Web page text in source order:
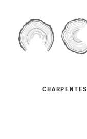
CHARPENTES